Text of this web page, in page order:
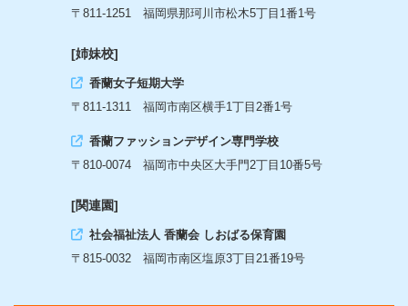
〒811-1251 福岡県那珂川市松木5丁目1番1号
[姉妹校]
香蘭女子短期大学
〒811-1311 福岡市南区横手1丁目2番1号
香蘭ファッションデザイン専門学校
〒810-0074 福岡市中央区大手門2丁目10番5号
[関連園]
社会福祉法人 香蘭会 しおばる保育園
〒815-0032 福岡市南区塩原3丁目21番19号